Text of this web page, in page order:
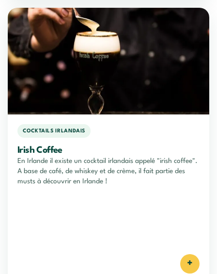
COCKTAILS IRLANDAIS
Irish Coffee
En Irlande il existe un cocktail irlandais appelé "irish coffee".
A base de café, de whiskey et de crème, il fait partie des
musts à découvrir en Irlande !
+